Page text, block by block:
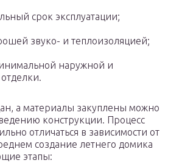
срок эксплуатации;
звуко- и теплоизоляцией;
наружной и
а материалы закуплены можно
конструкции. Процесс
отличаться в зависимости от
создание летнего домика
этапы: